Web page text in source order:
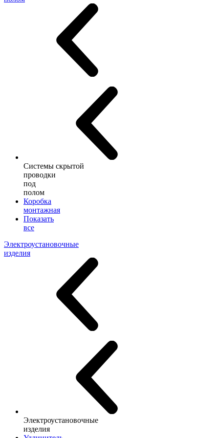
Системы скрытой
проводки
под
полом
Коробка
монтажная
Показать
все
Электроустановочные
изделия
Электроустановочные
изделия